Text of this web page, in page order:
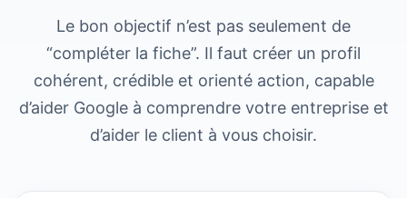
Le bon objectif n’est pas seulement de
“compléter la fiche”. Il faut créer un profil
cohérent, crédible et orienté action, capable
d’aider Google à comprendre votre entreprise et
d’aider le client à vous choisir.